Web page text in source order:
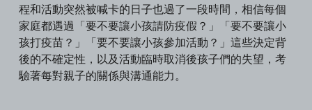
程和活動突然被喊卡的日子也過了一段時間，相信每個
家庭都遇過「要不要讓小孩請防疫假？」「要不要讓小
孩打疫苗？」「要不要讓小孩參加活動？」這些決定背
後的不確定性，以及活動臨時取消後孩子們的失望，考
驗著每對親子的關係與溝通能力。